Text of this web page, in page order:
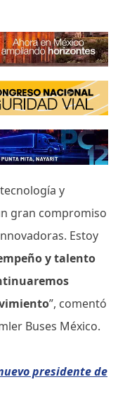
y
gran compromiso
Estoy
y talento
”, comentó
Buses México.
presidente de